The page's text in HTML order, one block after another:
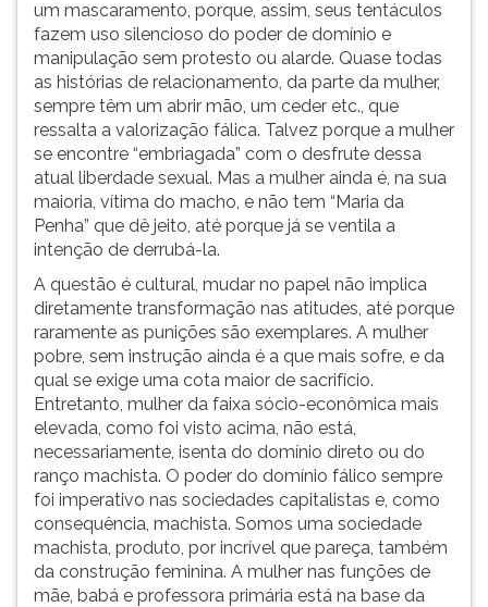
um mascaramento, porque, assim, seus tentáculos
fazem uso silencioso do poder de domínio e
manipulação sem protesto ou alarde. Quase todas
as histórias de relacionamento, da parte da mulher,
sempre têm um abrir mão, um ceder etc., que
ressalta a valorização fálica. Talvez porque a mulher
se encontre “embriagada” com o desfrute dessa
atual liberdade sexual. Mas a mulher ainda é, na sua
maioria, vítima do macho, e não tem “Maria da
Penha” que dê jeito, até porque já se ventila a
intenção de derrubá-la.
A questão é cultural, mudar no papel não implica
diretamente transformação nas atitudes, até porque
raramente as punições são exemplares. A mulher
pobre, sem instrução ainda é a que mais sofre, e da
qual se exige uma cota maior de sacrifício.
Entretanto, mulher da faixa sócio-econômica mais
elevada, como foi visto acima, não está,
necessariamente, isenta do domínio direto ou do
ranço machista. O poder do domínio fálico sempre
foi imperativo nas sociedades capitalistas e, como
consequência, machista. Somos uma sociedade
machista, produto, por incrível que pareça, também
da construção feminina. A mulher nas funções de
mãe, babá e professora primária está na base da